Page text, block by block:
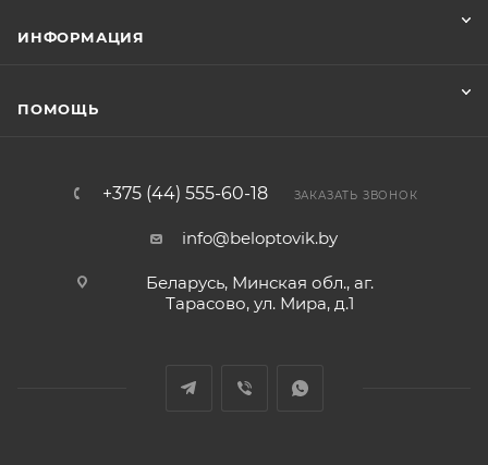
ИНФОРМАЦИЯ
ПОМОЩЬ
+375 (44) 555-60-18 ЗАКАЗАТЬ ЗВОНОК
info@beloptovik.by
Беларусь, Минская обл., аг.
Тарасово, ул. Мира, д.1